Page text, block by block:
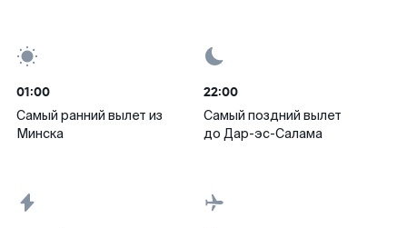
01:00
Самый ранний вылет из
Минска
22:00
Самый поздний вылет
до Дар-эс-Салама